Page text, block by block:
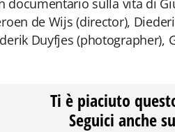
documentario sulla vita di
de Wijs (director),
Duyfjes (photographer),
Ti è piaciuto
Seguici anche